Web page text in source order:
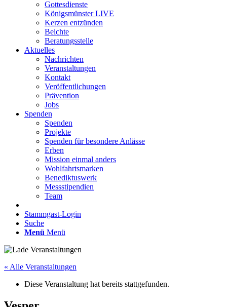
Gottesdienste
Königsmünster LIVE
Kerzen entzünden
Beichte
Beratungsstelle
Aktuelles
Nachrichten
Veranstaltungen
Kontakt
Veröffentlichungen
Prävention
Jobs
Spenden
Spenden
Projekte
Spenden für besondere Anlässe
Erben
Mission einmal anders
Wohlfahrtsmarken
Benediktuswerk
Messstipendien
Team
Stammgast-Login
Suche
Menü Menü
« Alle Veranstaltungen
Diese Veranstaltung hat bereits stattgefunden.